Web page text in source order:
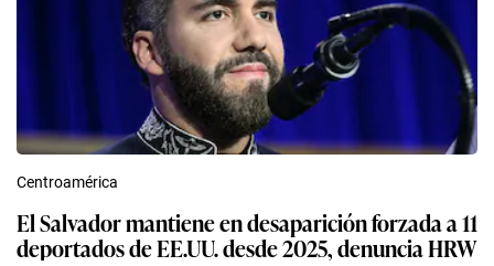
Centroamérica
El Salvador mantiene en desaparición forzada a 11
deportados de EE.UU. desde 2025, denuncia HRW